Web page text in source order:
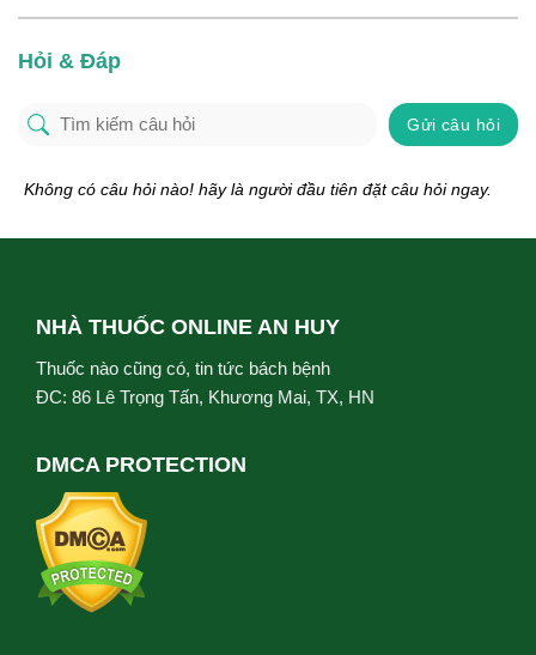
Hỏi & Đáp
Gửi câu hỏi
Không có câu hỏi nào! hãy là người đầu tiên đặt câu hỏi ngay.
NHÀ THUỐC ONLINE AN HUY
Thuốc nào cũng có, tin tức bách bệnh
ĐC: 86 Lê Trọng Tấn, Khương Mai, TX, HN
DMCA PROTECTION